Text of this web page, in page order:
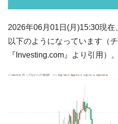
ル」まで拡大 ⇒ 海外資金の動
『Money1』
韓国･帰ってき
い「50.5％」に上昇
『Money1』
韓国大統領府ボ
断
韓国･警察職員
中国だけが鉄鋼
2026年06月01日(月)15:30現
以下のようになっています（
『Investing.com』より引用）。